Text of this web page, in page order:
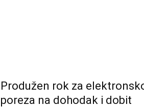
Produžen rok za
poreza na dohodak i dobit